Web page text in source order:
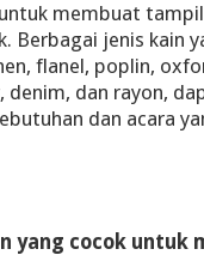
membuat
Berbagai jenis kain
flanel, poplin,
denim, dan rayon,
dan acara
yang cocok untuk